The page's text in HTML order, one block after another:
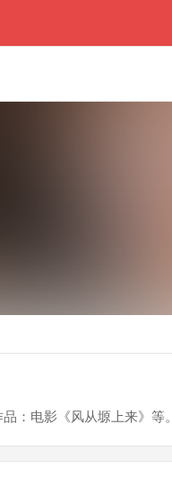
：电影《风从塬上来》等。